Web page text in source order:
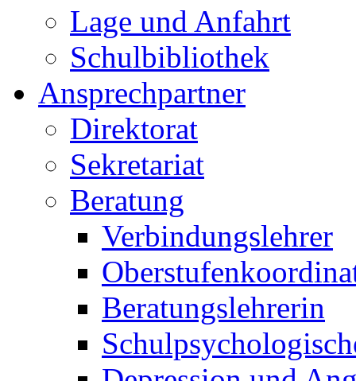
Lage und Anfahrt
Schulbibliothek
Ansprechpartner
Direktorat
Sekretariat
Beratung
Verbindungslehrer
Beratungslehrerin